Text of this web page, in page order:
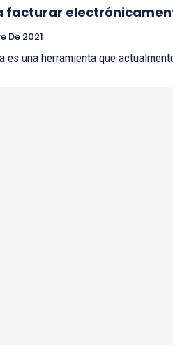
facturar
De 2021
es una herramienta que